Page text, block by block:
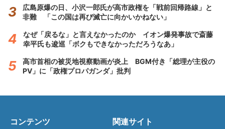
広島原爆の日、小沢一郎氏が高市政権を「戦前回帰路線」と
非難 「この国は再び滅亡に向かいかねない」
なぜ「戻るな」と言えなかったのか イオン爆発事故で斎藤
幸平氏も逡巡「ボクもできなかっただろうなあ」
高市首相の被災地視察動画が炎上 BGM付き「総理が主役の
PV」に「政権プロパガンダ」批判
コンテンツ 関連サイト